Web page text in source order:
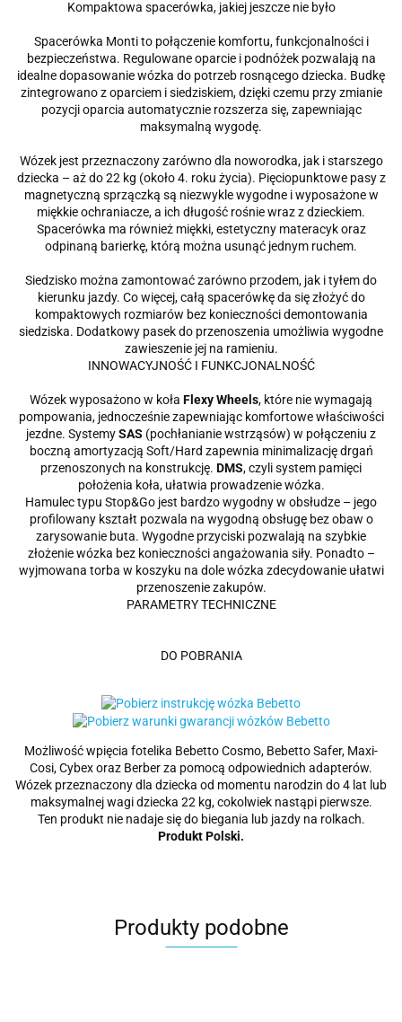
Kompaktowa spacerówka, jakiej jeszcze nie było
Spacerówka Monti to połączenie komfortu, funkcjonalności i
bezpieczeństwa. Regulowane oparcie i podnóżek pozwalają na
idealne dopasowanie wózka do potrzeb rosnącego dziecka. Budkę
zintegrowano z oparciem i siedziskiem, dzięki czemu przy zmianie
pozycji oparcia automatycznie rozszerza się, zapewniając
maksymalną wygodę.
Wózek jest przeznaczony zarówno dla noworodka, jak i starszego
dziecka – aż do 22 kg (około 4. roku życia). Pięciopunktowe pasy z
magnetyczną sprzączką są niezwykle wygodne i wyposażone w
miękkie ochraniacze, a ich długość rośnie wraz z dzieckiem.
Spacerówka ma również miękki, estetyczny materacyk oraz
odpinaną barierkę, którą można usunąć jednym ruchem.
Siedzisko można zamontować zarówno przodem, jak i tyłem do
kierunku jazdy. Co więcej, całą spacerówkę da się złożyć do
kompaktowych rozmiarów bez konieczności demontowania
siedziska. Dodatkowy pasek do przenoszenia umożliwia wygodne
zawieszenie jej na ramieniu.
INNOWACYJNOŚĆ I FUNKCJONALNOŚĆ
Wózek wyposażono w koła Flexy Wheels, które nie wymagają
pompowania, jednocześnie zapewniając komfortowe właściwości
jezdne. SystemySAS (pochłanianie wstrząsów) w połączeniu z
boczną amortyzacją Soft/Hard zapewnia minimalizację drgań
przenoszonych na konstrukcję. DMS, czyli system pamięci
położenia koła, ułatwia prowadzenie wózka.
Hamulec typu Stop&Go jest bardzo wygodny w obsłudze – jego
profilowany kształt pozwala na wygodną obsługę bez obaw o
zarysowanie buta. Wygodne przyciski pozwalają na szybkie
złożenie wózka bez konieczności angażowania siły. Ponadto –
wyjmowana torba w koszyku na dole wózka zdecydowanie ułatwi
przenoszenie zakupów.
PARAMETRY TECHNICZNE
DO POBRANIA
Możliwość wpięcia fotelika Bebetto Cosmo, Bebetto Safer, Maxi-
Cosi, Cybex oraz Berber za pomocą odpowiednich adapterów.
Wózek przeznaczony dla dziecka od momentu narodzin do 4 lat lub
maksymalnej wagi dziecka 22 kg, cokolwiek nastąpi pierwsze.
Ten produkt nie nadaje się do biegania lub jazdy na rolkach.
Produkt Polski.
Produkty podobne